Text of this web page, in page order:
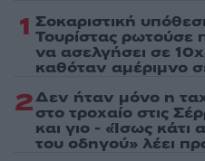
1 Σοκαριστική
Τουρίστας ρωτούσε
να ασελγήσει σε
καθόταν αμέριμνο
2Δεν ήταν μόνο η
στο τροχαίο στις
και γιο - «Ίσως
του οδηγού» λέει